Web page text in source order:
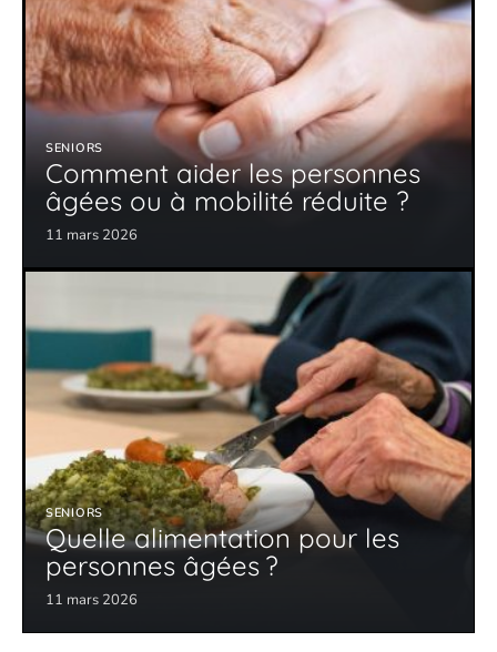
SENIORS
Comment aider les personnes
âgées ou à mobilité réduite ?
11 mars 2026
SENIORS
Quelle alimentation pour les
personnes âgées ?
11 mars 2026